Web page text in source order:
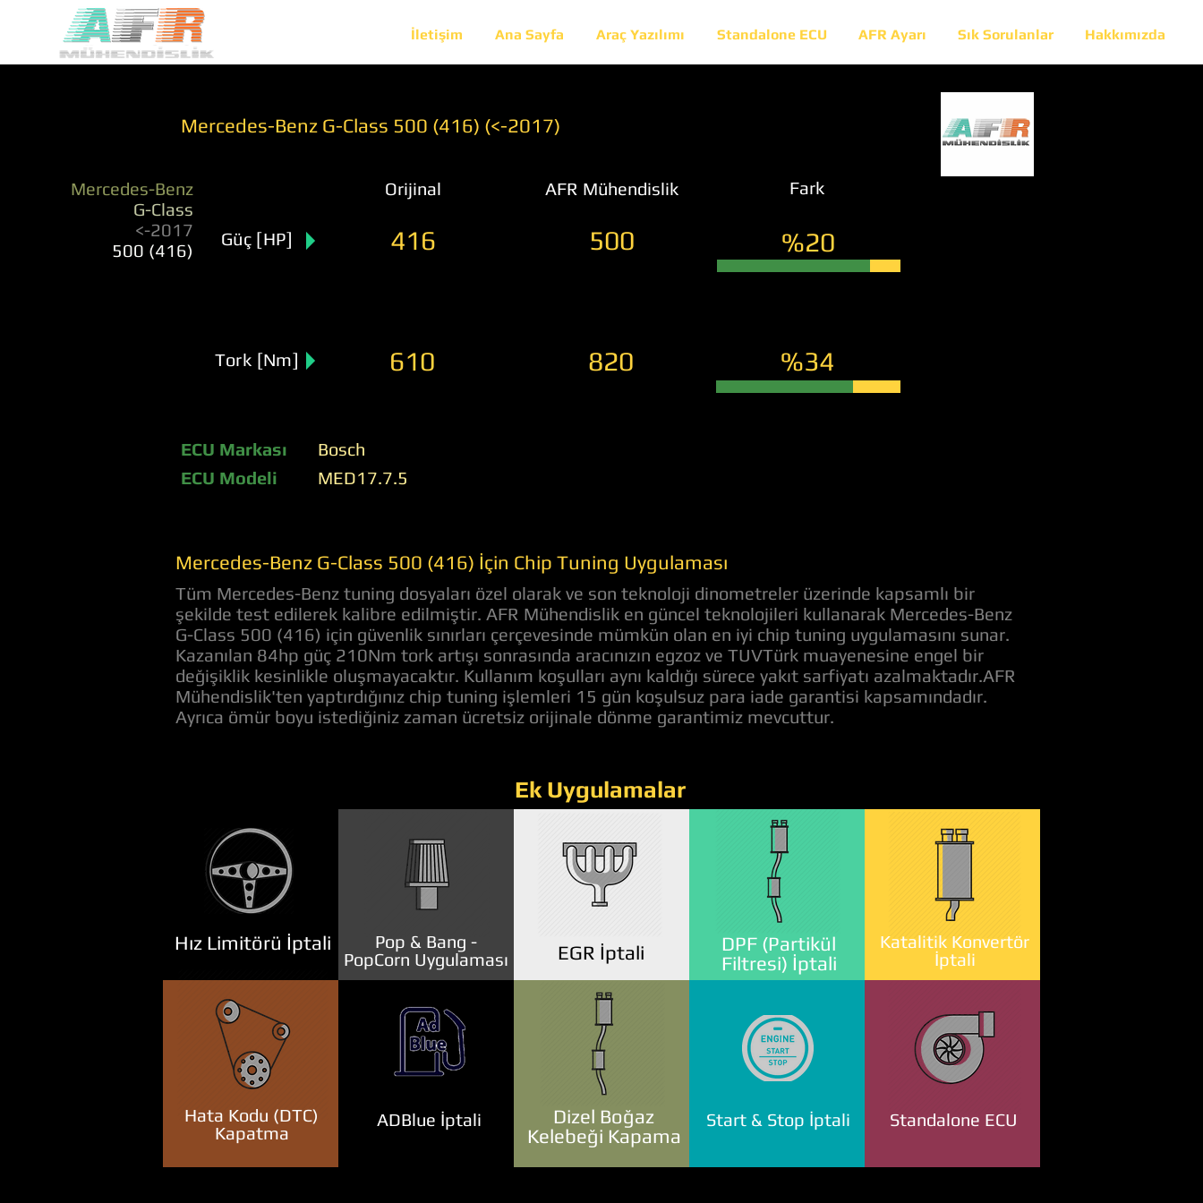
İletişim Ana Sayfa Araç Yazılımı Standalone ECU AFR Ayarı Sık Sorulanlar Hakkımızda
Mercedes-Benz G-Class 500 (416) (<-2017)
Mercedes-Benz
G-Class
<-2017
500 (416)
Orijinal AFR Mühendislik Fark
Güç [HP] 416 500 %20
Tork [Nm] 610 820 %34
ECU Markası
ECU Modeli
Bosch
MED17.7.5
Mercedes-Benz G-Class 500 (416) İçin Chip Tuning Uygulaması
Tüm Mercedes-Benz tuning dosyaları özel olarak ve son teknoloji dinometreler üzerinde kapsamlı bir
şekilde test edilerek kalibre edilmiştir. AFR Mühendislik en güncel teknolojileri kullanarak Mercedes-Benz
G-Class 500 (416) için güvenlik sınırları çerçevesinde mümkün olan en iyi chip tuning uygulamasını sunar.
Kazanılan 84hp güç 210Nm tork artışı sonrasında aracınızın egzoz ve TUVTürk muayenesine engel bir
değişiklik kesinlikle oluşmayacaktır. Kullanım koşulları aynı kaldığı sürece yakıt sarfiyatı azalmaktadır.AFR
Mühendislik'ten yaptırdığınız chip tuning işlemleri 15 gün koşulsuz para iade garantisi kapsamındadır.
Ayrıca ömür boyu istediğiniz zaman ücretsiz orijinale dönme garantimiz mevcuttur.
Ek Uygulamalar
Hız Limitörü İptali
Pop & Bang -
PopCorn Uygulaması
DPF (Partikül
Filtresi) İptali
Katalitik Konvertör
İptali
EGR İptali
Hata Kodu (DTC)
Kapatma
ADBlue İptali
Dizel Boğaz
Kelebeği Kapama
Start & Stop İptali Standalone ECU